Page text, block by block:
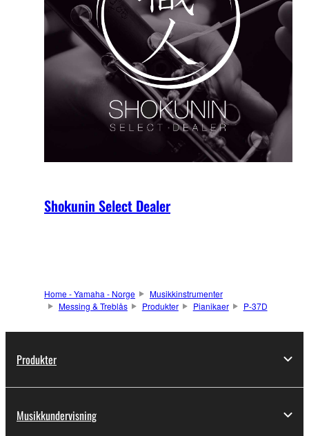
Shokunin Select Dealer
Home - Yamaha - Norge
Musikkinstrumenter
Messing & Treblås
Produkter Pianikaer P-37D
Produkter
Musikkundervisning